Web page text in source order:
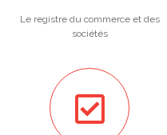
Le registre du commerce et des
sociétés